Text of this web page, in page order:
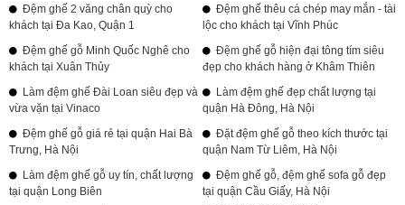
Đệm ghế 2 văng chân quỳ cho
khách tại Đa Kao, Quận 1
Đệm ghế thêu cá chép may mắn - tài
lộc cho khách tại Vĩnh Phúc
Đệm ghế gỗ Minh Quốc Nghê cho
khách tại Xuân Thủy
Đệm ghế gỗ hiện đại tông tím siêu
đẹp cho khách hàng ở Khâm Thiên
Làm đệm ghế Đài Loan siêu đẹp và
vừa vặn tại Vinaco
Làm đệm ghế đẹp chất lượng tại
quận Hà Đông, Hà Nội
Đệm ghế gỗ giá rẻ tại quận Hai Bà
Trưng, Hà Nội
Đặt đệm ghế gỗ theo kích thước tại
quận Nam Từ Liêm, Hà Nội
Làm đệm ghế gỗ uy tín, chất lượng
tại quận Long Biên
Đệm ghế gỗ, đệm ghế sofa gỗ đẹp
tại quận Cầu Giấy, Hà Nội